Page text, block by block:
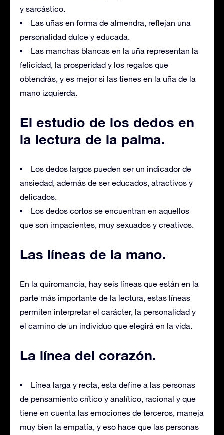
y sarcástico.
Las uñas en forma de almendra, reflejan una
personalidad dulce y educada.
Las manchas blancas en la uña representan la
felicidad, la prosperidad y los regalos que
obtendrás, y es mejor si las tienes en la uña de la
mano izquierda.
El estudio de los dedos en
la lectura de la palma.
Los dedos largos pueden ser un indicador de
ansiedad, además de ser educados, atractivos y
delicados.
Los dedos cortos se encuentran en aquellos
que son impacientes, muy sexuados y creativos.
Las líneas de la mano.
En la quiromancia, hay seis líneas que están en la
parte más importante de la lectura, estas líneas
permiten interpretar el carácter, la personalidad y
el camino de un individuo que elegirá en la vida.
La línea del corazón.
Línea larga y recta, esta define a las personas
de pensamiento crítico y analítico, racional y que
tiene en cuenta las emociones de terceros, maneja
muy bien la empatía, y eso hace que las personas